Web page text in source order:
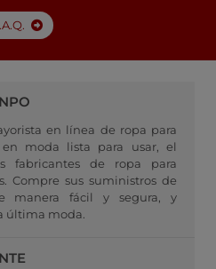
en línea de ropa para
en moda lista para usar, el
fabricantes de ropa para
Compre sus suministros de
manera fácil y segura, y
última moda.